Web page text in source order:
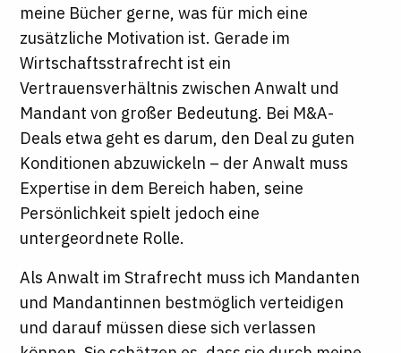
meine Bücher gerne, was für mich eine
zusätzliche Motivation ist. Gerade im
Wirtschaftsstrafrecht ist ein
Vertrauensverhältnis zwischen Anwalt und
Mandant von großer Bedeutung. Bei M&A-
Deals etwa geht es darum, den Deal zu guten
Konditionen abzuwickeln – der Anwalt muss
Expertise in dem Bereich haben, seine
Persönlichkeit spielt jedoch eine
untergeordnete Rolle.
Als Anwalt im Strafrecht muss ich Mandanten
und Mandantinnen bestmöglich verteidigen
und darauf müssen diese sich verlassen